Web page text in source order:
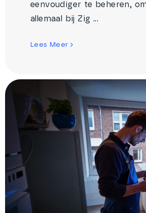
eenvoudiger te beheren,
allemaal bij Zig ...
Lees Meer